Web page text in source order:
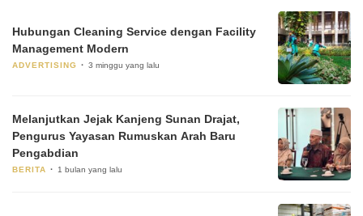
Hubungan Cleaning Service dengan Facility
Management Modern
ADVERTISING 3 minggu yang lalu
Melanjutkan Jejak Kanjeng Sunan Drajat,
Pengurus Yayasan Rumuskan Arah Baru
Pengabdian
BERITA 1 bulan yang lalu